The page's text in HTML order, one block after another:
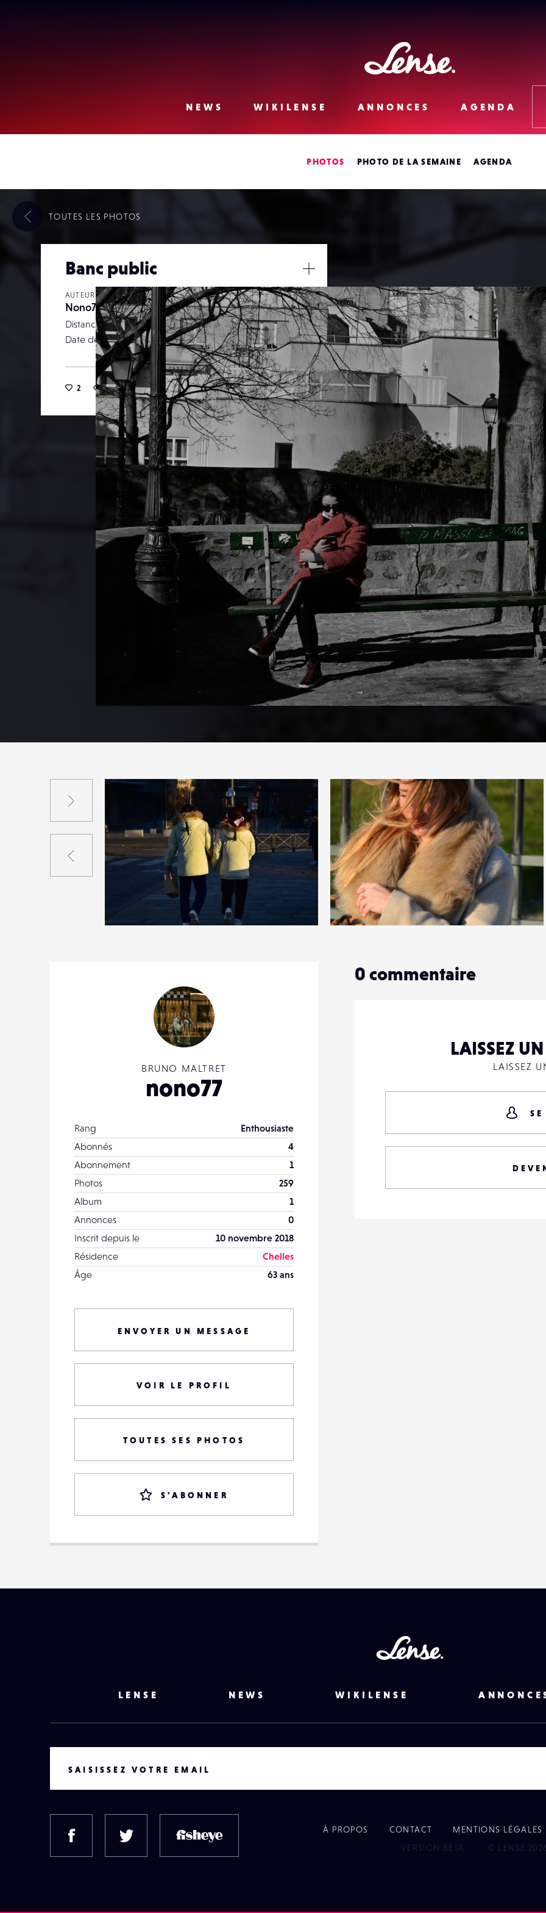
Lense
NEWS
WIKILENSE ANNONCES AGENDA
PHOTOS PHOTO DE LA SEMAINE AGENDA
Banc public
AUTEUR
Nono77
Distance focale
0 mm
Date de publication
15 mars 2022
2 23 0
/
Fermer
TOUTES LES PHOTOS
20
0
24
Suivant
Précédent
BRUNO MALTRET
nono77
Rang
Enthousiaste
Abonnés
4
Abonnement
1
Photos
259
Album
1
Annonces
0
Inscrit depuis le
10 novembre 2018
Résidence
Chelles
Âge
63 ans
ENVOYER UN MESSAGE
VOIR LE PROFIL
TOUTES SES PHOTOS
S'ABONNER
0 commentaire
LAISSEZ
LAISSEZ
LENSE NEWS WIKILENSE
SAISISSEZ VOTRE EMAIL
FACEBOOK TWITTER
À PROPOS CONTACT
MENTIONS LÉGALES
VERSION BÊTA
© LENSE